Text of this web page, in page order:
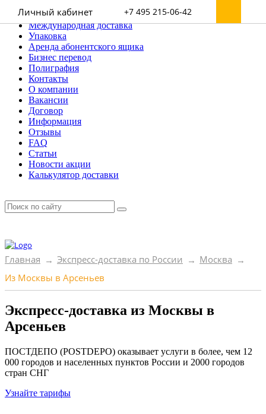
Доставка по России
Международная доставка
Упаковка
Аренда абонентского ящика
Бизнес перевод
Полиграфия
Контакты
О компании
Вакансии
Договор
Информация
Отзывы
FAQ
Статьи
Новости акции
Калькулятор доставки
Главная Экспресс-доставка по России
Москва
Из Москвы в Арсеньев
Личный кабинет +7 495 215-06-42
Экспресс-доставка из Москвы в
Арсеньев
ПОСТДЕПО (POSTDEPO) оказывает услуги в более, чем 12
000 городов и населенных пунктов России и 2000 городов
стран СНГ
Узнайте тарифы